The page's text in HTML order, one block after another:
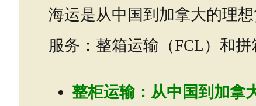
海运是从中国到加拿大的理
服务：整箱运输（FCL）和拼
整柜运输：从中国到加拿